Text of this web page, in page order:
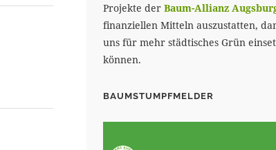
Projekte derBaum-Allianz
finanziellen Mitteln auszustatten,
uns für mehr städtisches Grün
können.
BAUMSTUMPFMELDER